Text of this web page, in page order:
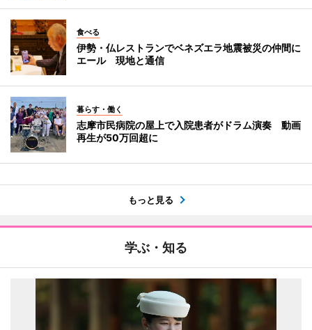
食べる
伊勢・仏レストランでベネズエラ地震被災の仲間に
エール 現地と通信
暮らす・働く
志摩市民病院の屋上で入院患者がドラム演奏 動画
再生が50万回超に
もっと見る
学ぶ・知る